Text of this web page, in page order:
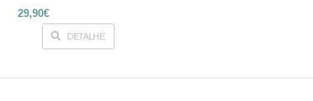
29,90€
DETALHE